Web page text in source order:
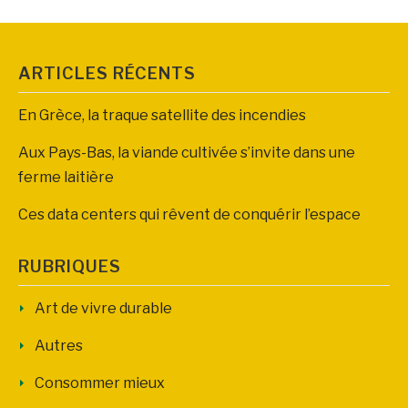
ARTICLES RÉCENTS
En Grèce, la traque satellite des incendies
Aux Pays-Bas, la viande cultivée s’invite dans une
ferme laitière
Ces data centers qui rêvent de conquérir l’espace
RUBRIQUES
Art de vivre durable
Autres
Consommer mieux